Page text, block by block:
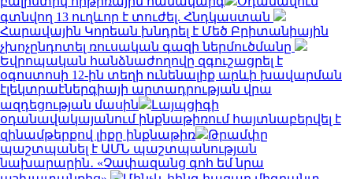
գտնվող 13 ուղևոր է տուժել. Հնդկաստան
Հարավային Կորեան խնդրել է Մեծ Բրիտանիային
չխոչընդոտել ռուսական գազի ներմուծմանը
Եվրոպական հանձնաժողովը զգուշացրել է
օգոստոսի 12-ին տեղի ունենալիք արևի խավարման
էլեկտրաէներգիայի արտադրության վրա
ազդեցության մասին
Լայպցիգի
օդանավակայանում ինքնաթիռում հայտնաբերվել է
զինամթերքով լիքը ինքնաթիռ
Թրամփը
պաշտպանել է ԱՄՆ պաշտպանության
նախարարին․ «Չափազանց գոհ եմ նրա